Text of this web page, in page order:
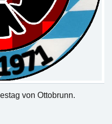
von Ottobrunn.